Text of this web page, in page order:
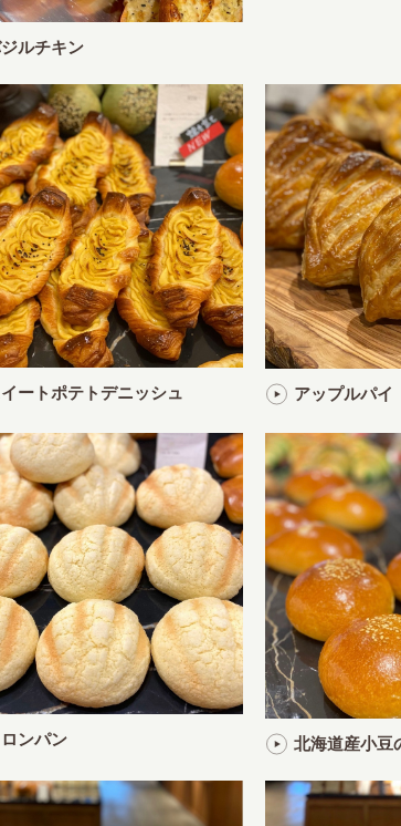
ルチキン
ートポテトデニッシュ アップルパイ
ロンパン 北海道産小豆